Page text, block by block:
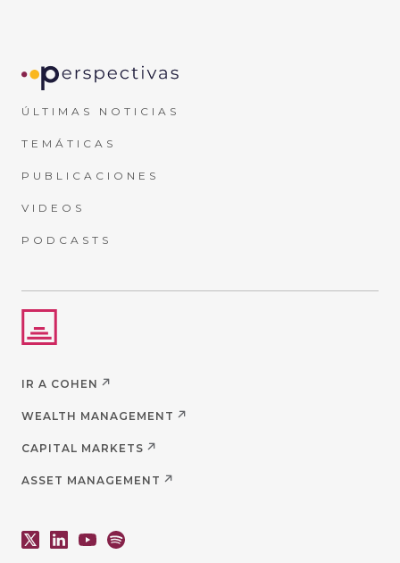
ÚLTIMAS NOTICIAS
TEMÁTICAS
PUBLICACIONES
VIDEOS
PODCASTS
IR A COHEN
WEALTH MANAGEMENT
CAPITAL MARKETS
ASSET MANAGEMENT